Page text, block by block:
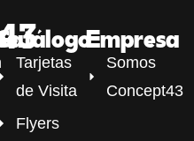
Tarjetas
de Visita
Flyers
Empresa
Somos
Concept43